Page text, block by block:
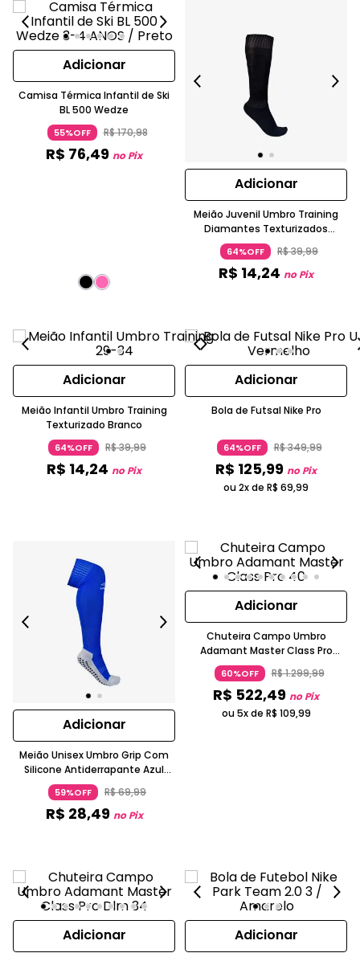
Adicionar
Camisa Térmica Infantil de Ski
BL 500 Wedze
55%OFF R$170,98
R$ 76,49 no Pix
Adicionar
Meião Juvenil Umbro Training
Diamantes Texturizados
Chumbo
64%OFF R$39,99
R$ 14,24 no Pix
Adicionar
Meião Infantil Umbro Training
Texturizado Branco
64%OFF R$39,99
R$ 14,24 no Pix
Adicionar
Bola de Futsal Nike Pro
64%OFF R$349,99
R$ 125,99 no Pix
ou 2x de R$ 69,99
Adicionar
Meião Unisex Umbro Grip Com
Silicone Antiderrapante Azul
Royal
59%OFF R$69,99
R$ 28,49 no Pix
Adicionar
Chuteira Campo Umbro
Adamant Master Class Pro
Couro Napa Premier Preto
60%OFF R$1.299,99
R$ 522,49 no Pix
ou 5x de R$ 109,99
Adicionar Adicionar